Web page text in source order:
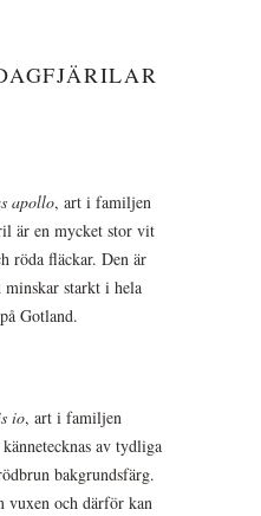
apollo, art i familjen
är en mycket stor vit
röda fläckar. Den är
starkt i hela
Gotland.
io, art i familjen
av tydliga
bakgrundsfärg.
vuxen och därför kan